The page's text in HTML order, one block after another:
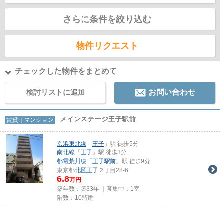
さらに条件を絞り込む
物件リクエスト
チェックした物件をまとめて
検討リストに追加 お問い合わせ
賃貸｜マンション メインステージ王子駅前
京浜東北線 「 王子 」駅 徒歩5分
南北線 「 王子 」駅 徒歩3分
都電荒川線 「 王子駅前 」駅 徒歩9分
東京都北区王子 ２丁目28-6
6.8万円
築年数：築33年 ｜募集中： 1室
階数：10階建